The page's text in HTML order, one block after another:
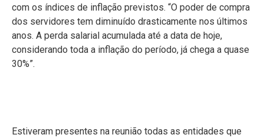
com os índices de inflação previstos. “O poder de compra
dos servidores tem diminuído drasticamente nos últimos
anos. A perda salarial acumulada até a data de hoje,
considerando toda a inflação do período, já chega a quase
30%”.
Estiveram presentes na reunião todas as entidades que